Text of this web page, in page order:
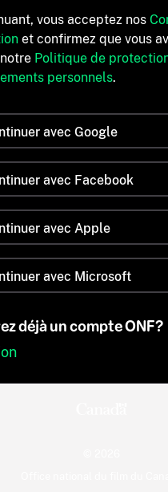
vous acceptez nos
et confirmez que vous
Politique de
personnels.
avec Google
avec Facebook
avec Apple
avec Microsoft
déjà un compte ONF?